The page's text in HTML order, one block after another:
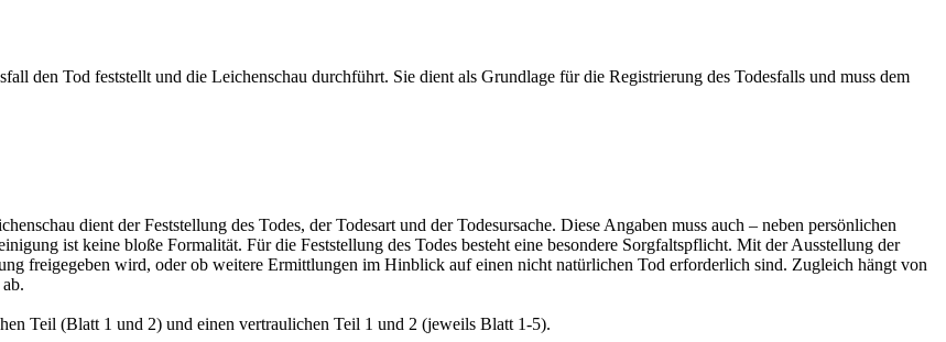
den Tod feststellt und die Leichenschau durchführt. Sie dient als Grundlage für die Registrierung des Todesfalls und muss dem
dient der Feststellung des Todes, der Todesart und der Todesursache. Diese Angaben muss auch – neben persönlichen
ist keine bloße Formalität. Für die Feststellung des Todes besteht eine besondere Sorgfaltspflicht. Mit der Ausstellung der
freigegeben wird, oder ob weitere Ermittlungen im Hinblick auf einen nicht natürlichen Tod erforderlich sind. Zugleich hängt von
Teil (Blatt 1 und 2) und einen vertraulichen Teil 1 und 2 (jeweils Blatt 1-5).